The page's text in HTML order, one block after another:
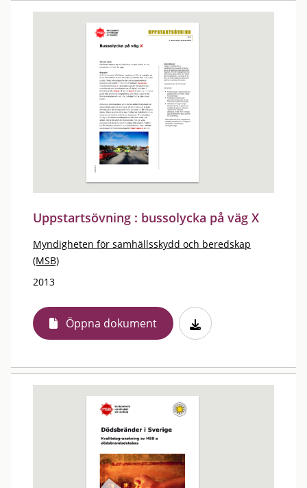
Uppstartsövning : bussolycka på väg X
Myndigheten för samhällsskydd och beredskap
(MSB)
2013
Öppna dokument